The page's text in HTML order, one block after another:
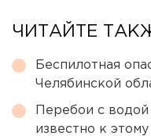
ЧИТАЙТЕ
Беспилотная
Челябинской
Перебои с
известно к этому